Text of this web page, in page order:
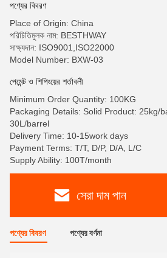
পণ্যের বিবরণ
Place of Origin: China
পরিচিতিমুলক নাম: BESTHWAY
সাক্ষ্যদান: ISO9001,ISO22000
Model Number: BXW-03
পেমেন্ট ও শিপিংয়ের শর্তাবলী
Minimum Order Quantity: 100KG
Packaging Details: Solid Product: 25kg/
30L/barrel
Delivery Time: 10-15work days
Payment Terms: T/T, D/P, D/A, L/C
Supply Ability: 100T/month
সেরা দাম পান
পণ্যের বিবরণ পণ্যের বর্ণনা